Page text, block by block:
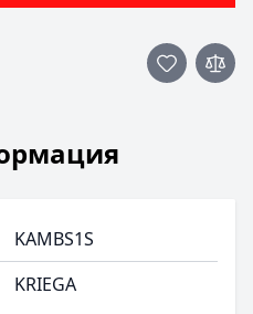
KAMBS1S
KRIEGA